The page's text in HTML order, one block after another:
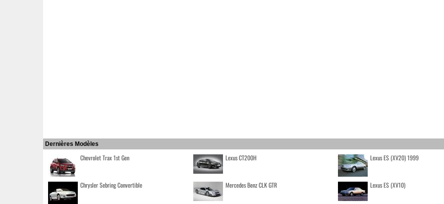
Dernières Modèles
Chevrolet Trax 1st Gen Lexus CT200H Lexus ES (XV20) 1999
Chrysler Sebring Convertible Mercedes Benz CLK GTR Lexus ES (XV10)